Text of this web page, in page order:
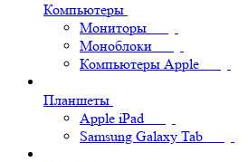
Компьютеры
Мониторы
Моноблоки
Компьютеры Apple
Планшеты
Apple iPad
Samsung Galaxy Tab